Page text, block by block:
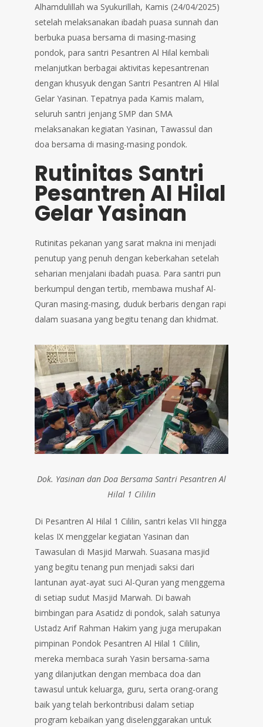
Alhamdulillah wa Syukurillah, Kamis (24/04/2025)
setelah melaksanakan ibadah puasa sunnah dan
berbuka puasa bersama di masing-masing
pondok, para santri Pesantren Al Hilal kembali
melanjutkan berbagai aktivitas kepesantrenan
dengan khusyuk dengan Santri Pesantren Al Hilal
Gelar Yasinan. Tepatnya pada Kamis malam,
seluruh santri jenjang SMP dan SMA
melaksanakan kegiatan Yasinan, Tawassul dan
doa bersama di masing-masing pondok.
Rutinitas Santri
Pesantren Al Hilal
Gelar Yasinan
Rutinitas pekanan yang sarat makna ini menjadi
penutup yang penuh dengan keberkahan setelah
seharian menjalani ibadah puasa. Para santri pun
berkumpul dengan tertib, membawa mushaf Al-
Quran masing-masing, duduk berbaris dengan rapi
dalam suasana yang begitu tenang dan khidmat.
Dok. Yasinan dan Doa Bersama Santri Pesantren Al
Hilal 1 Cililin
Di Pesantren Al Hilal 1 Cililin, santri kelas VII hingga
kelas IX menggelar kegiatan Yasinan dan
Tawasulan di Masjid Marwah. Suasana masjid
yang begitu tenang pun menjadi saksi dari
lantunan ayat-ayat suci Al-Quran yang menggema
di setiap sudut Masjid Marwah. Di bawah
bimbingan para Asatidz di pondok, salah satunya
Ustadz Arif Rahman Hakim yang juga merupakan
pimpinan Pondok Pesantren Al Hilal 1 Cililin,
mereka membaca surah Yasin bersama-sama
yang dilanjutkan dengan membaca doa dan
tawasul untuk keluarga, guru, serta orang-orang
baik yang telah berkontribusi dalam setiap
program kebaikan yang diselenggarakan untuk